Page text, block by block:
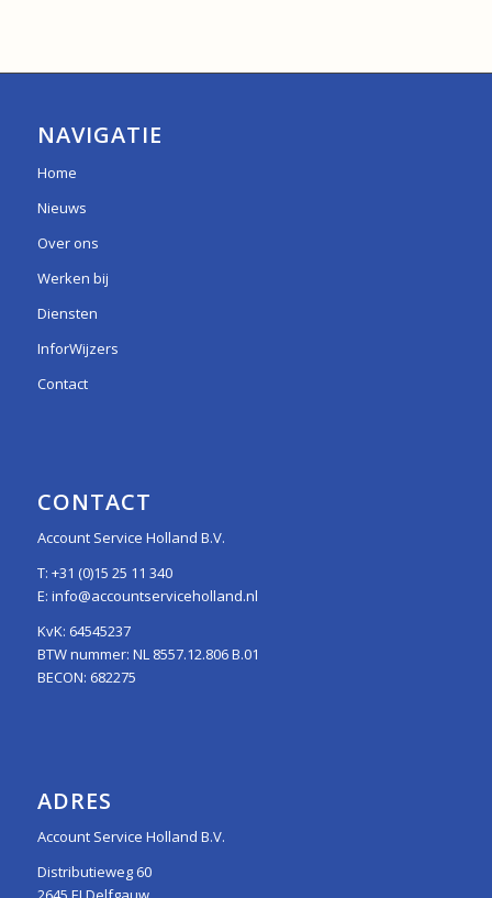
NAVIGATIE
Home
Nieuws
Over ons
Werken bij
Diensten
InforWijzers
Contact
CONTACT
Account Service Holland B.V.
T: +31 (0)15 25 11 340
E: info@accountserviceholland.nl
KvK: 64545237
BTW nummer: NL 8557.12.806 B.01
BECON: 682275
ADRES
Account Service Holland B.V.
Distributieweg 60